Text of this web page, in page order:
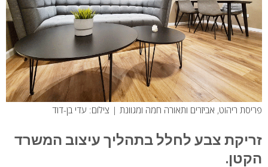
פריסת ריהוט, אביזרים ותאורה חמה ומגוונת | צילום: עדי בן-דוד
זריקת צבע לחלל בתהליך עיצוב המשרד
הקטן.